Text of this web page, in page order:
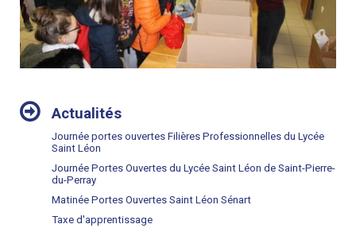
NAVIGATION
Actualités
Journée portes ouvertes Filières Professionnelles du Lycée
Saint Léon
Journée Portes Ouvertes du Lycée Saint Léon de Saint-Pierre-
du-Perray
Matinée Portes Ouvertes Saint Léon Sénart
Taxe d'apprentissage